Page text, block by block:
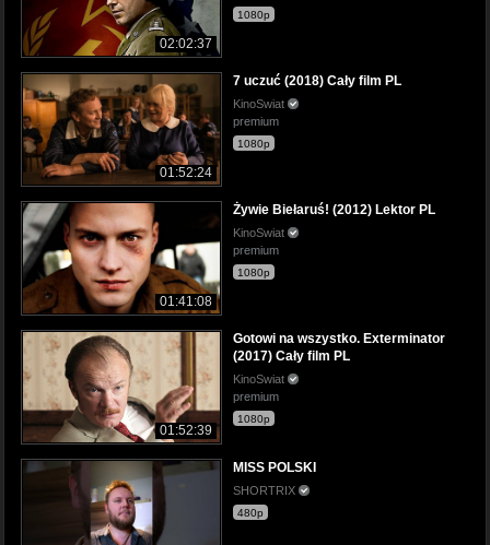
02:02:37
1080p
01:52:24
7 uczuć (2018) Cały film PL
KinoSwiat
premium
1080p
01:41:08
Żywie Biełaruś! (2012) Lektor PL
KinoSwiat
premium
1080p
01:52:39
Gotowi na wszystko. Exterminator
(2017) Cały film PL
KinoSwiat
premium
1080p
MISS POLSKI
SHORTRIX
480p